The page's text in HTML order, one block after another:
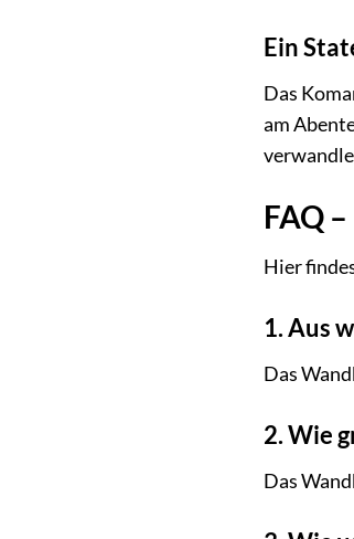
Ein
Das
am
FAQ
Hier
1. Aus
Das
2. Wie
Das